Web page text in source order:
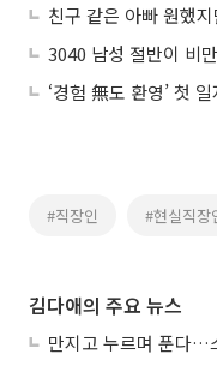
친구 같은 아빠 원했
3040 남성 절반이 비
‘경험 無도 환영’ 첫
#직장인 #현실직장
김다애의 주요 뉴스
만지고 누르며 푼다…